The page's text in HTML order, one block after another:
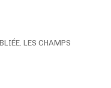
LES CHAMPS